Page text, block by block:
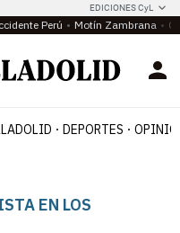
EDICIONES CyL
Perú Motín Zambrana
DEPORTES
EN LOS